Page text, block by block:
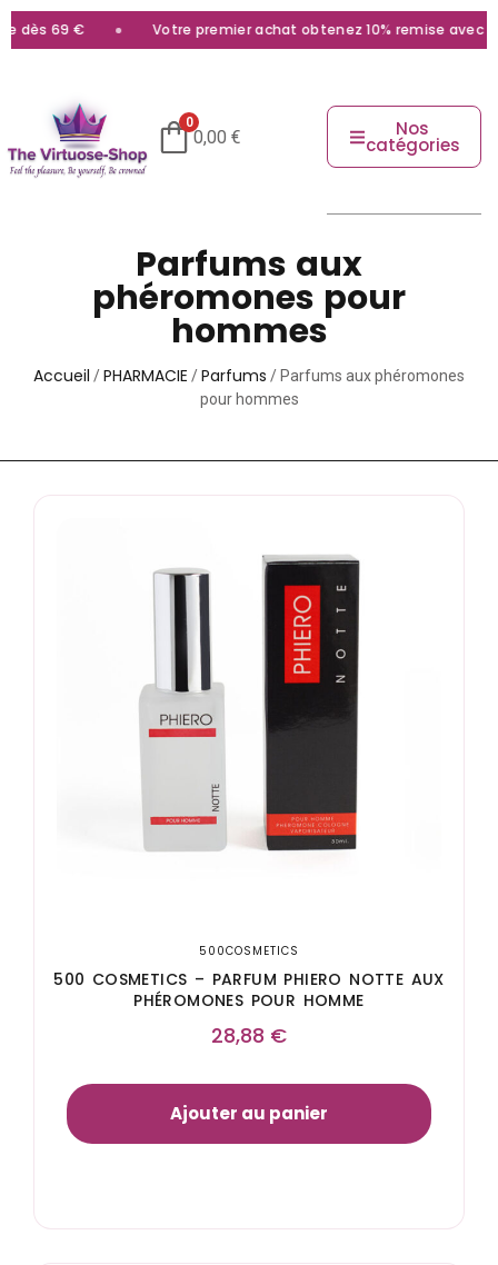
€ Votre premier achat obtenez 10% remise avec le code
0
0,00 € Nos
catégories
Parfums aux
phéromones pour
hommes
Accueil /PHARMACIE /Parfums / Parfums aux phéromones
pour hommes
500COSMETICS
500 COSMETICS – PARFUM PHIERO NOTTE AUX
PHÉROMONES POUR HOMME
28,88 €
Ajouter au panier